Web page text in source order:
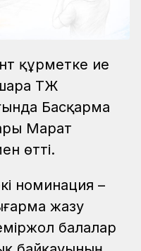
құрметке ие
ҚТЖ
Басқарма
Марат
өтті.
номинация –
жазу
балалар